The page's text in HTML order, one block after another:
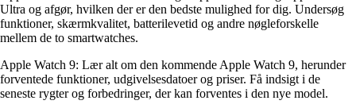
Ultra og afgør, hvilken der er den bedste mulighed for dig. Undersøg
funktioner, skærmkvalitet, batterilevetid og andre nøgleforskelle
mellem de to smartwatches.
Apple Watch 9: Lær alt om den kommende Apple Watch 9, herunder
forventede funktioner, udgivelsesdatoer og priser. Få indsigt i de
seneste rygter og forbedringer, der kan forventes i den nye model.